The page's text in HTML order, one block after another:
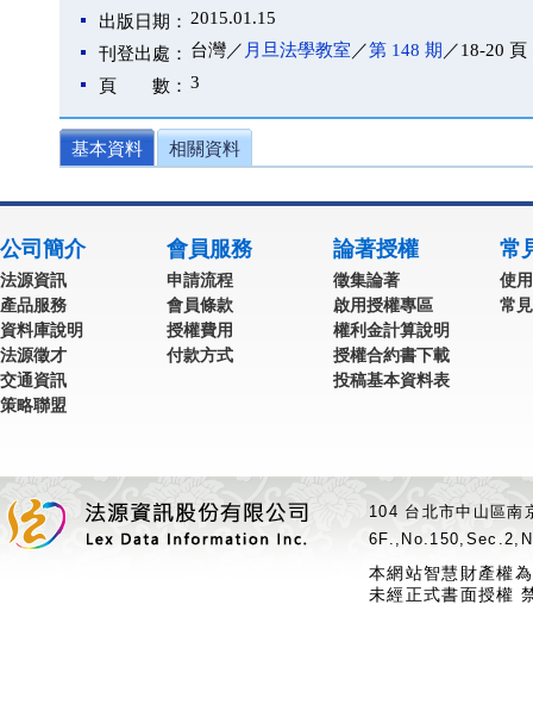
出版日期： 2015.01.15
刊登出處： 台灣／ 月旦法學教室 ／第 148 期 ／18-20 頁
頁 數： 3
基本資料 相關資料
公司簡介
法源資訊
產品服務
資料庫說明
法源徵才
交通資訊
策略聯盟
會員服務
申請流程
會員條款
授權費用
付款方式
論著授權
徵集論著
啟用授權專區
權利金計算說明
授權合約書下載
投稿基本資料表
常
使
常
104 台北市中山區
本網站智慧財產權
未經正式書面授權